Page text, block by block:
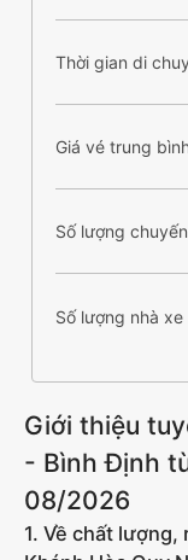
Thời gian di
Giá vé trung
Số lượng
Số lượng nhà xe
Giới thiệu
- Bình Định
08/2026
1. Về chất lượng,